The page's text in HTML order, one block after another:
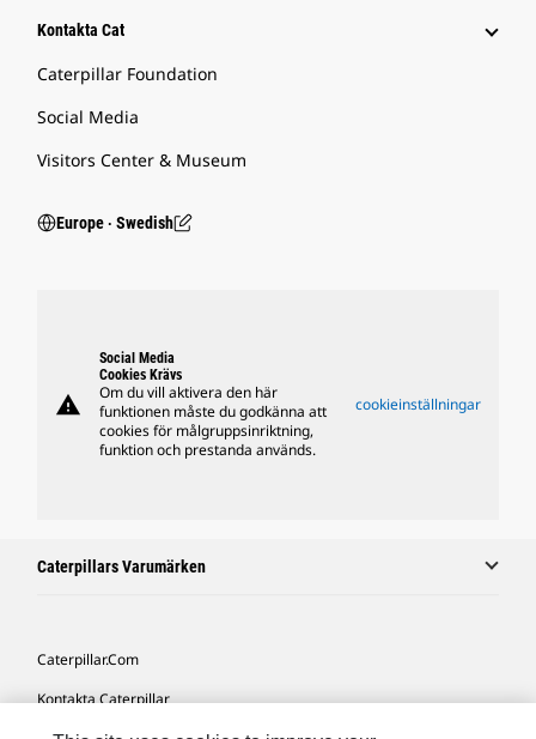
Kontakta Cat
Caterpillar Foundation
Social Media
Visitors Center & Museum
Europe ‧ Swedish
warning
Social Media
Cookies Krävs
Om du vill aktivera den här
funktionen måste du godkänna att
cookies för målgruppsinriktning,
funktion och prestanda används.
cookieinställningar
Caterpillars Varumärken
Caterpillar.com
Kontakta Caterpillar